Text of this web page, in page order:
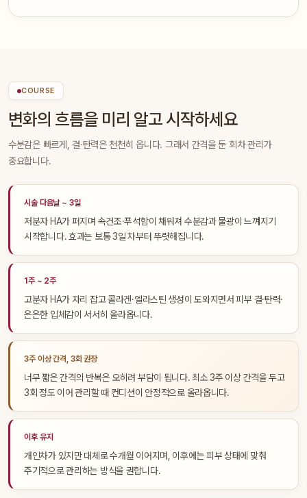
COURSE
변화의 흐름을 미리 알고 시작하세요
수분감은 빠르게, 결·탄력은 천천히 옵니다. 그래서 간격을 둔 회차 관리가
중요합니다.
시술 다음날 ~ 3일
저분자 HA가 퍼지며 속건조·푸석함이 채워져 수분감과 물광이 느껴지기
시작합니다. 효과는 보통 3일 차부터 뚜렷해집니다.
1주 ~ 2주
고분자 HA가 자리 잡고 콜라겐·엘라스틴 생성이 도와지면서 피부 결·탄력·
은은한 입체감이 서서히 올라옵니다.
3주 이상 간격, 3회 권장
너무 짧은 간격의 반복은 오히려 부담이 됩니다. 최소 3주 이상 간격을 두고
3회 정도 이어 관리할 때 컨디션이 안정적으로 올라옵니다.
이후 유지
개인차가 있지만 대체로 수개월 이어지며, 이후에는 피부 상태에 맞춰
주기적으로 관리하는 방식을 권합니다.